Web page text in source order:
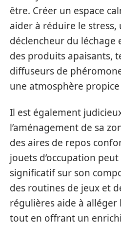
être. Créer un espace
aider à réduire le
déclencheur du léchage
des produits apaisants,
diffuseurs de
une atmosphère
Il est également
l’aménagement de sa
des aires de repos
jouets d’occupation
significatif sur son
des routines de jeux et
régulières aide à alléger
tout en offrant un